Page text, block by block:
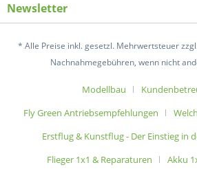
Newsletter
* Alle Preise inkl. gesetzl. Mehrwertsteuer
Nachnahmegebühren, wenn nicht
Modellbau
Fly Green Antriebsempfehlungen
Erstflug & Kunstflug - Der Einstieg in
Flieger 1x1 & Reparaturen
Akku